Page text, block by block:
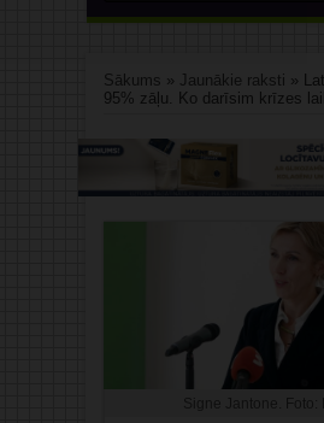
Sākums » Jaunākie raksti »
95% zāļu. Ko darīsim krīzes